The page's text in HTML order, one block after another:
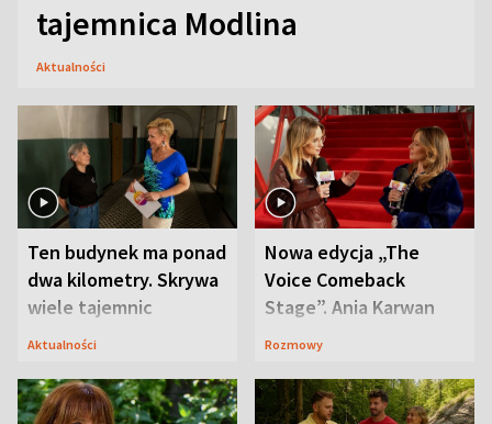
tajemnica Modlina
Aktualności
Ten budynek ma ponad
dwa kilometry. Skrywa
wiele tajemnic
Aktualności
Nowa edycja „The
Voice Comeback
Stage”. Ania Karwan
zapowiada
Rozmowy